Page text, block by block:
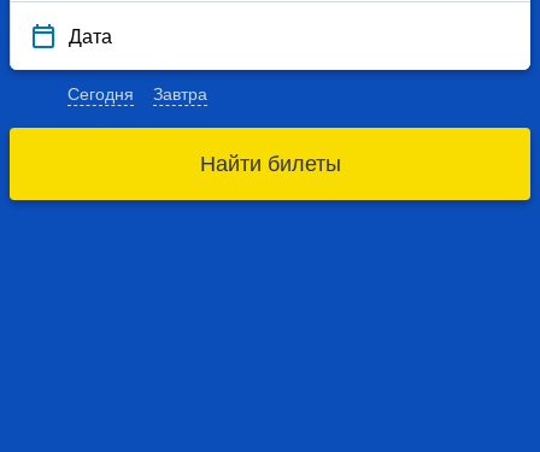
Дата
Сегодня Завтра
Найти билеты